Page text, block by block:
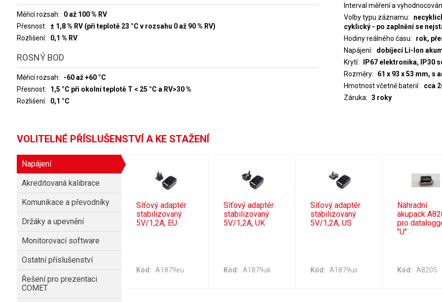
Měřicí rozsah
0 až 100 % RV
Přesnost
± 1,8 % RV (při teplotě 23 °C v rozsahu 0 až 90 % RV)
Rozlišení
0,1 % RV
ROSNÝ BOD
Měřicí rozsah
-60 až +60 °C
Přesnost
1,5 °C při okolní teplotě T < 25 °C a RV>30 %
Rozlišení
0,1 °C
Interval měření a
Volby typu záznamu
cyklický - po zaplnění se
Hodiny reálného času
rok,
Napájení
dobíjecí Li-Ion
Krytí
IP67 elektronika, IP30
Rozměry
61 x 93 x 53 mm, s
Hmotnost včetně baterií
cca
Záruka
3 roky
VOLITELNÉ PŘÍSLUŠENSTVÍ A KE STAŽENÍ
Napájení
Akreditovaná kalibrace
Komunikace a převodníky
Držáky a upevnění
Monitorovací software
Ostatní příslušenství
Řešení pro prezentaci
COMET
Síťový adaptér
stabilizovaný
5V/1,2A, EU
Kód A1879eu
Síťový adaptér
stabilizovaný
5V/1,2A, UK
Kód A1879uk
Síťový adaptér
stabilizovaný
5V/1,2A, US
Kód A1879us
Náhradní
akupack
pro
"U"
Kód A8205